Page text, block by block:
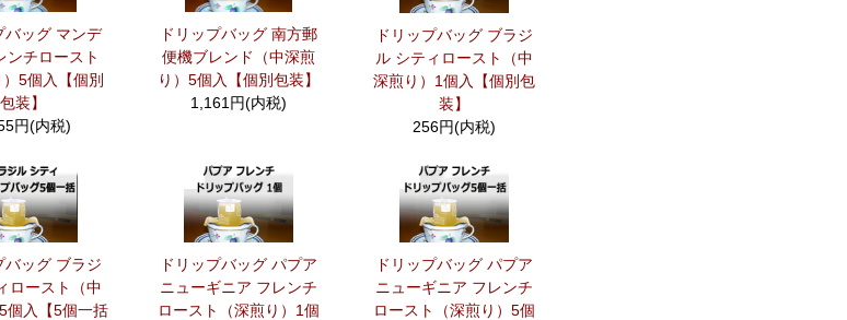
バッグ マンデ
ンチロースト
）5個入【個別
包装】
円(内税)
ドリップバッグ 南方郵
便機ブレンド（中深煎
り）5個入【個別包装】
1,161円(内税)
ドリップバッグ ブラジ
ル シティロースト（中
深煎り）1個入【個別包
装】
256円(内税)
バッグ ブラジ
ロースト（中
個入【5個一括
ドリップバッグ パプア
ニューギニア フレンチ
ロースト（深煎り）1個
ドリップバッグ パプア
ニューギニア フレンチ
ロースト（深煎り）5個